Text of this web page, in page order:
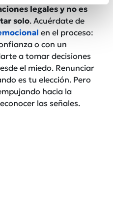
legales y no es
solo. Acuérdate de
en el proceso:
o con un
a tomar decisiones
el miedo. Renunciar
es tu elección. Pero
hacia la
las señales.